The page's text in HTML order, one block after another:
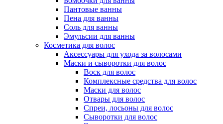
Пантовые ванны
Пена для ванны
Соль для ванны
Эмульсии для ванны
Косметика для волос
Аксессуары для ухода за волосами
Маски и сыворотки для волос
Воск для волос
Комплексные средства для волос
Маски для волос
Отвары для волос
Спреи, лосьоны для волос
Сыворотки для волос